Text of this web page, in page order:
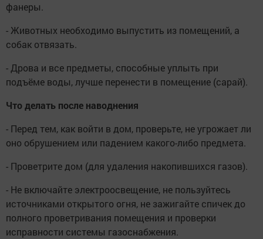
фанеры.
- Животных необходимо выпустить из помещений, а
собак отвязать.
- Дрова и все предметы, способные уплыть при
подъёме воды, лучше перенести в помещение (сарай).
Что делать после наводнения
- Перед тем, как войти в дом, проверьте, не угрожает ли
оно обрушением или падением какого-либо предмета.
- Проветрите дом (для удаления накопившихся газов).
- Не включайте электроосвещение, не пользуйтесь
источниками открытого огня, не зажигайте спичек до
полного проветривания помещения и проверки
исправности системы газоснабжения.